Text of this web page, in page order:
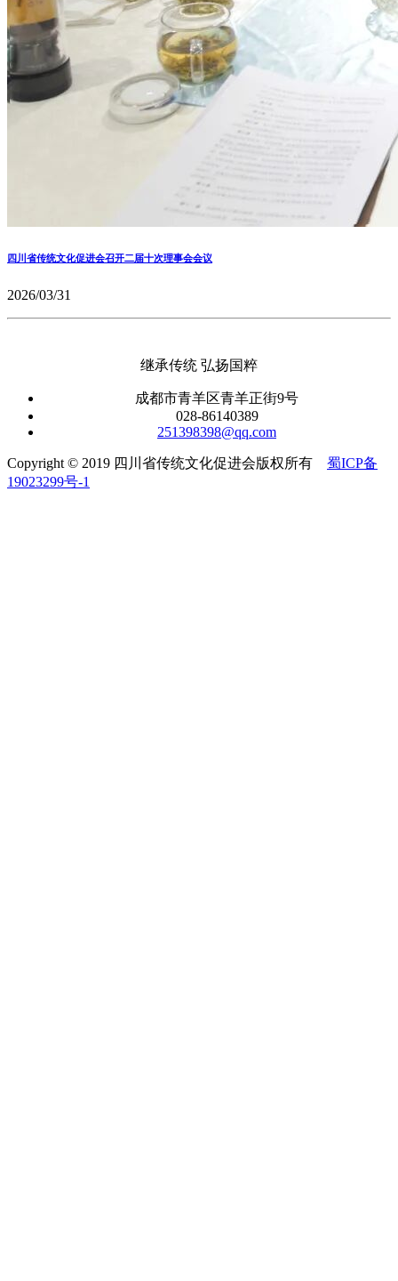
四川省传统文化促进会召开二届十次理事会会议
2026/03/31
继承传统 弘扬国粹
成都市青羊区青羊正街9号
028-86140389
251398398@qq.com
Copyright © 2019 四川省传统文化促进会版权所有 蜀ICP备
19023299号-1